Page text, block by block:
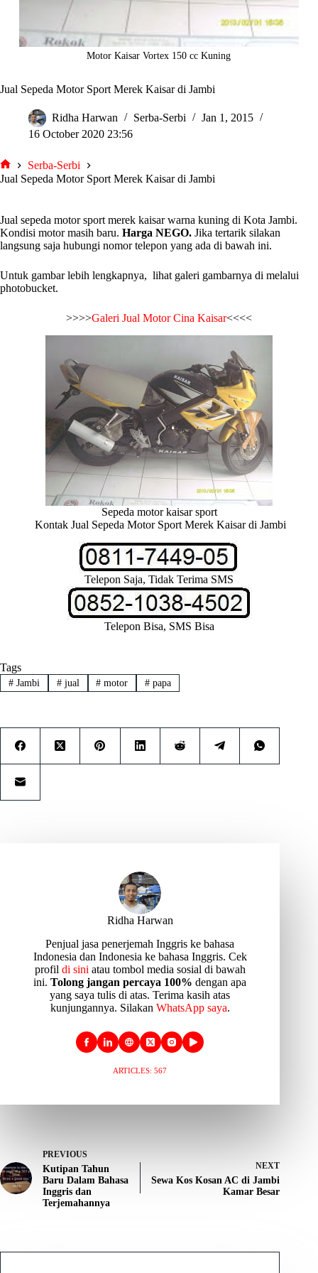
Motor Kaisar Vortex 150 cc Kuning
Jual Sepeda Motor Sport Merek Kaisar di Jambi
Ridha Harwan Serba-Serbi
Jan 1, 2015
16 October 2020 23:56
tarjiem
Serba-Serbi
Jual Sepeda Motor Sport Merek Kaisar di Jambi
Jual sepeda motor sport merek kaisar warna kuning di Kota Jambi.
Kondisi motor masih baru. Harga NEGO. Jika tertarik silakan
langsung saja hubungi nomor telepon yang ada di bawah ini.
Untuk gambar lebih lengkapnya, lihat galeri gambarnya di melalui
photobucket.
>>>>Galeri Jual Motor Cina Kaisar<<<<
Sepeda motor kaisar sport
Kontak Jual Sepeda Motor Sport Merek Kaisar di Jambi
Telepon Saja, Tidak Terima SMS
Telepon Bisa, SMS Bisa
Tags
#Jambi #jual # motor # papa
Ridha Harwan
Penjual jasa penerjemah Inggris ke bahasa
Indonesia dan Indonesia ke bahasa Inggris. Cek
profil di sini atau tombol media sosial di bawah
ini.Tolong jangan percaya 100% dengan apa
yang saya tulis di atas. Terima kasih atas
kunjungannya. Silakan WhatsApp saya.
ARTICLES: 567
PREVIOUS
Kutipan Tahun
Baru Dalam Bahasa
Inggris dan
Terjemahannya
NEXT
Sewa Kos Kosan AC di Jambi
Kamar Besar